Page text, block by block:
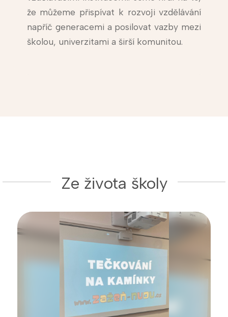
že můžeme přispívat k rozvoji vzdělávání
napříč generacemi a posilovat vazby mezi
školou, univerzitami a širší komunitou.
Ze života školy